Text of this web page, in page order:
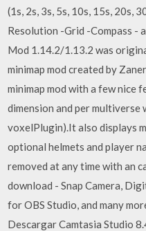
(1s, 2s, 3s, 5s, 10s, 15s, 20s,
Resolution -Grid -Compass -
Mod 1.14.2/1.13.2 was
minimap mod created by
minimap mod with a few nice
dimension and per
voxelPlugin).It also displays
optional helmets and player
removed at any time with an
download - Snap Camera,
for OBS Studio, and many
Descargar Camtasia Studio